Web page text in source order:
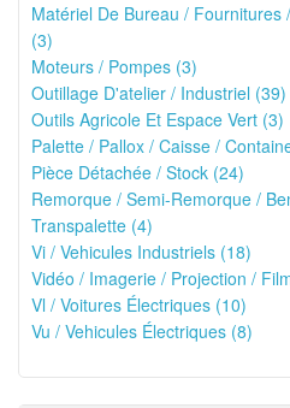
Matériel De Bureau /
(3)
Moteurs / Pompes (3)
Outillage D'atelier / Industriel (39)
Outils Agricole Et Espace Vert (3)
Palette / Pallox / Caisse /
Pièce Détachée / Stock (24)
Remorque / Semi-Remorque /
Transpalette (4)
Vi / Vehicules Industriels (18)
Vidéo / Imagerie / Projection /
Vl / Voitures Électriques (10)
Vu / Vehicules Électriques (8)